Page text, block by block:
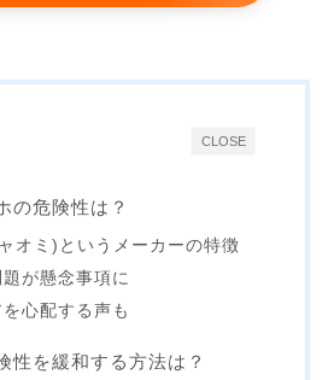
CLOSE
の危険性は？
オミ)というメーカーの特徴
が懸念事項に
心配する声も
性を緩和する方法は？